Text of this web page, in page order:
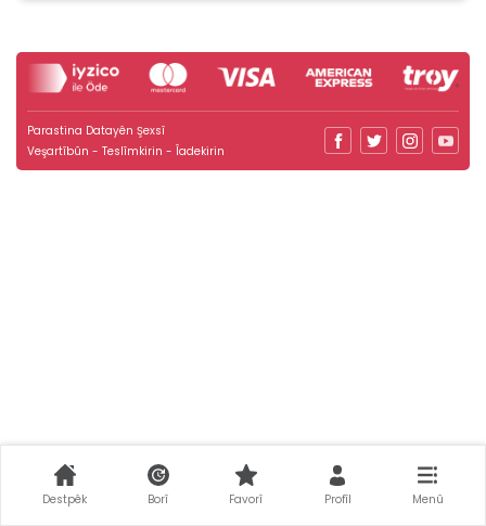
Parastina Datayên Şexsî
Veşartîbûn - Teslîmkirin - Îadekirin
Destpêk Borî Favorî Profîl Menû